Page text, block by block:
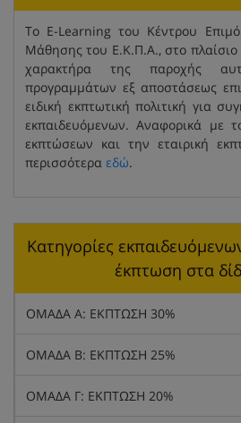
Το E-Learning του Κέντρου
Μάθησης του Ε.Κ.Π.Α., στο πλαίσιο
χαρακτήρα της παροχής
προγραμμάτων εξ αποστάσεως
ειδική εκπτωτική πολιτική για
εκπαιδευόμενων. Αναφορικά με
εκπτώσεων και την εταιρική
περισσότερα εδώ.
Κατηγορίες
έκπτωση στα
ΟΜΑΔΑ Α: ΕΚΠΤΩΣΗ 30%
ΟΜΑΔΑ Β: ΕΚΠΤΩΣΗ 25%
ΟΜΑΔΑ Γ: ΕΚΠΤΩΣΗ 20%